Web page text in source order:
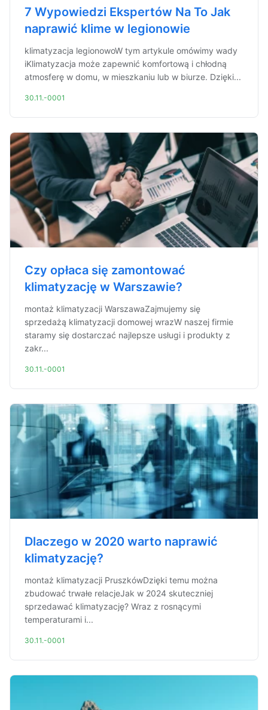
7 Wypowiedzi Ekspertów Na To Jak
naprawić klime w legionowie
klimatyzacja legionowoW tym artykule omówimy wady
iKlimatyzacja może zapewnić komfortową i chłodną
atmosferę w domu, w mieszkaniu lub w biurze. Dzięki...
30.11.-0001
Czy opłaca się zamontować
klimatyzację w Warszawie?
montaż klimatyzacji WarszawaZajmujemy się
sprzedażą klimatyzacji domowej wrazW naszej firmie
staramy się dostarczać najlepsze usługi i produkty z
zakr...
30.11.-0001
Dlaczego w 2020 warto naprawić
klimatyzację?
montaż klimatyzacji PruszkówDzięki temu można
zbudować trwałe relacjeJak w 2024 skuteczniej
sprzedawać klimatyzację? Wraz z rosnącymi
temperaturami i...
30.11.-0001